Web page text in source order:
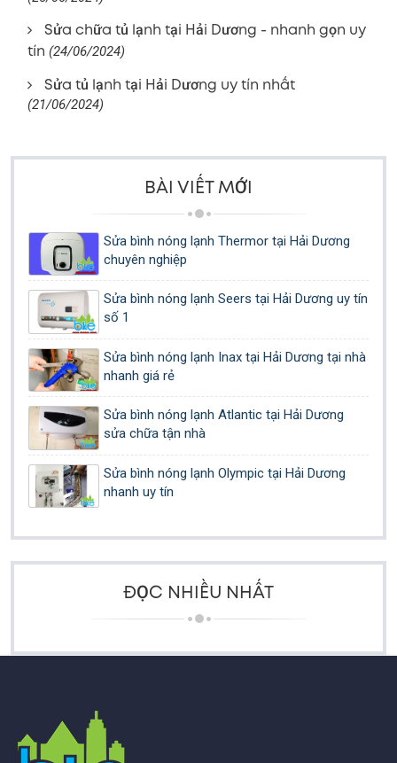
Sửa chữa tủ lạnh tại Hải Dương - nhanh gọn uy
tín (24/06/2024)
Sửa tủ lạnh tại Hải Dương uy tín nhất
(21/06/2024)
BÀI VIẾT MỚI
Sửa bình nóng lạnh Thermor tại Hải Dương
chuyên nghiệp
Sửa bình nóng lạnh Seers tại Hải Dương uy tín
số 1
Sửa bình nóng lạnh Inax tại Hải Dương tại nhà
nhanh giá rẻ
Sửa bình nóng lạnh Atlantic tại Hải Dương
sửa chữa tận nhà
Sửa bình nóng lạnh Olympic tại Hải Dương
nhanh uy tín
ĐỌC NHIỀU NHẤT